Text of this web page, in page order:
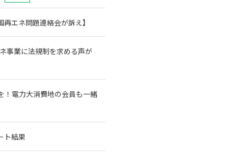
エネ問題連絡会が訴え】
事業に法規制を求める声が
電力大消費地の会員も一緒
ト結果